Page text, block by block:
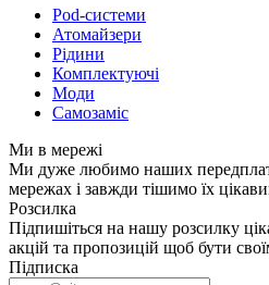
Pod-системи
Атомайзери
Рідини
Комплектуючі
Моди
Самозаміс
Ми в мережі
Ми дуже любимо наших
мережах і завжди тішимо їх
Розсилка
Підпишіться на нашу розсилку
акцій та пропозицій щоб бути
Підписка